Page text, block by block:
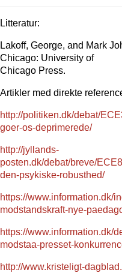
Litteratur:
Lakoff, George, and Mark
Chicago: University of
Chicago Press.
Artikler med direkte
http://politiken.dk/debat/
goer-os-deprimerede/
http://jyllands-
posten.dk/debat/breve/
den-psykiske-robusthed/
https://www.information.dk/
modstandskraft-nye-
https://www.information.dk/
modstaa-presset-
http://www.kristeligt-